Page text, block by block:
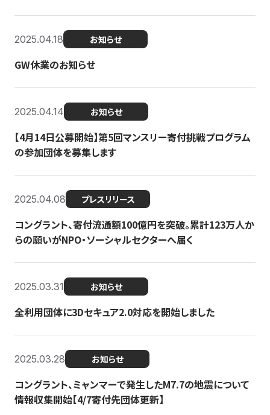
2025.04.18 お知らせ
GW休業のお知らせ
2025.04.14 お知らせ
【4月14日公募開始】第5回マンスリー寄付挑戦プログラム
の参加団体を募集します
2025.04.08 プレスリリース
コングラント、寄付流通額100億円を突破。累計123万人か
らの願いがNPO・ソーシャルセクターへ届く
2025.03.31 お知らせ
全利用団体に3Dセキュア2.0対応を開始しました
2025.03.28 お知らせ
コングラント、ミャンマーで発生したM7.7の地震について
情報収集開始【4/7寄付先団体更新】